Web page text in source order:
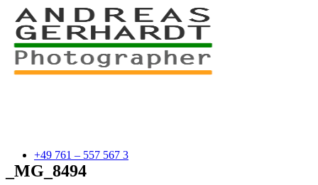
+49 761 – 557 567 3
_MG_8494